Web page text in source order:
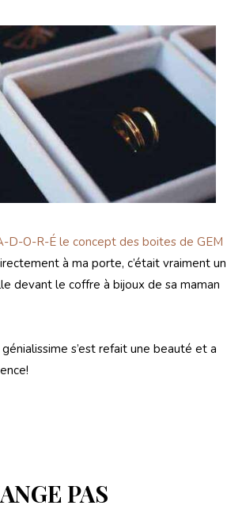
D-O-R-É le concept des boites de GEM
à ma porte, c’était vraiment un
devant le coffre à bijoux de sa maman
s’est refait une beauté et a
PAS